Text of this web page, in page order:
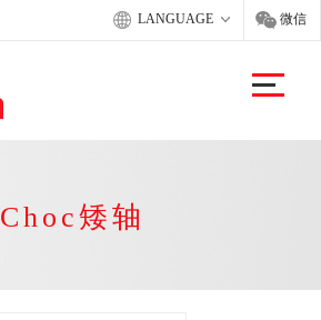
LANGUAGE 微信
Choc矮轴